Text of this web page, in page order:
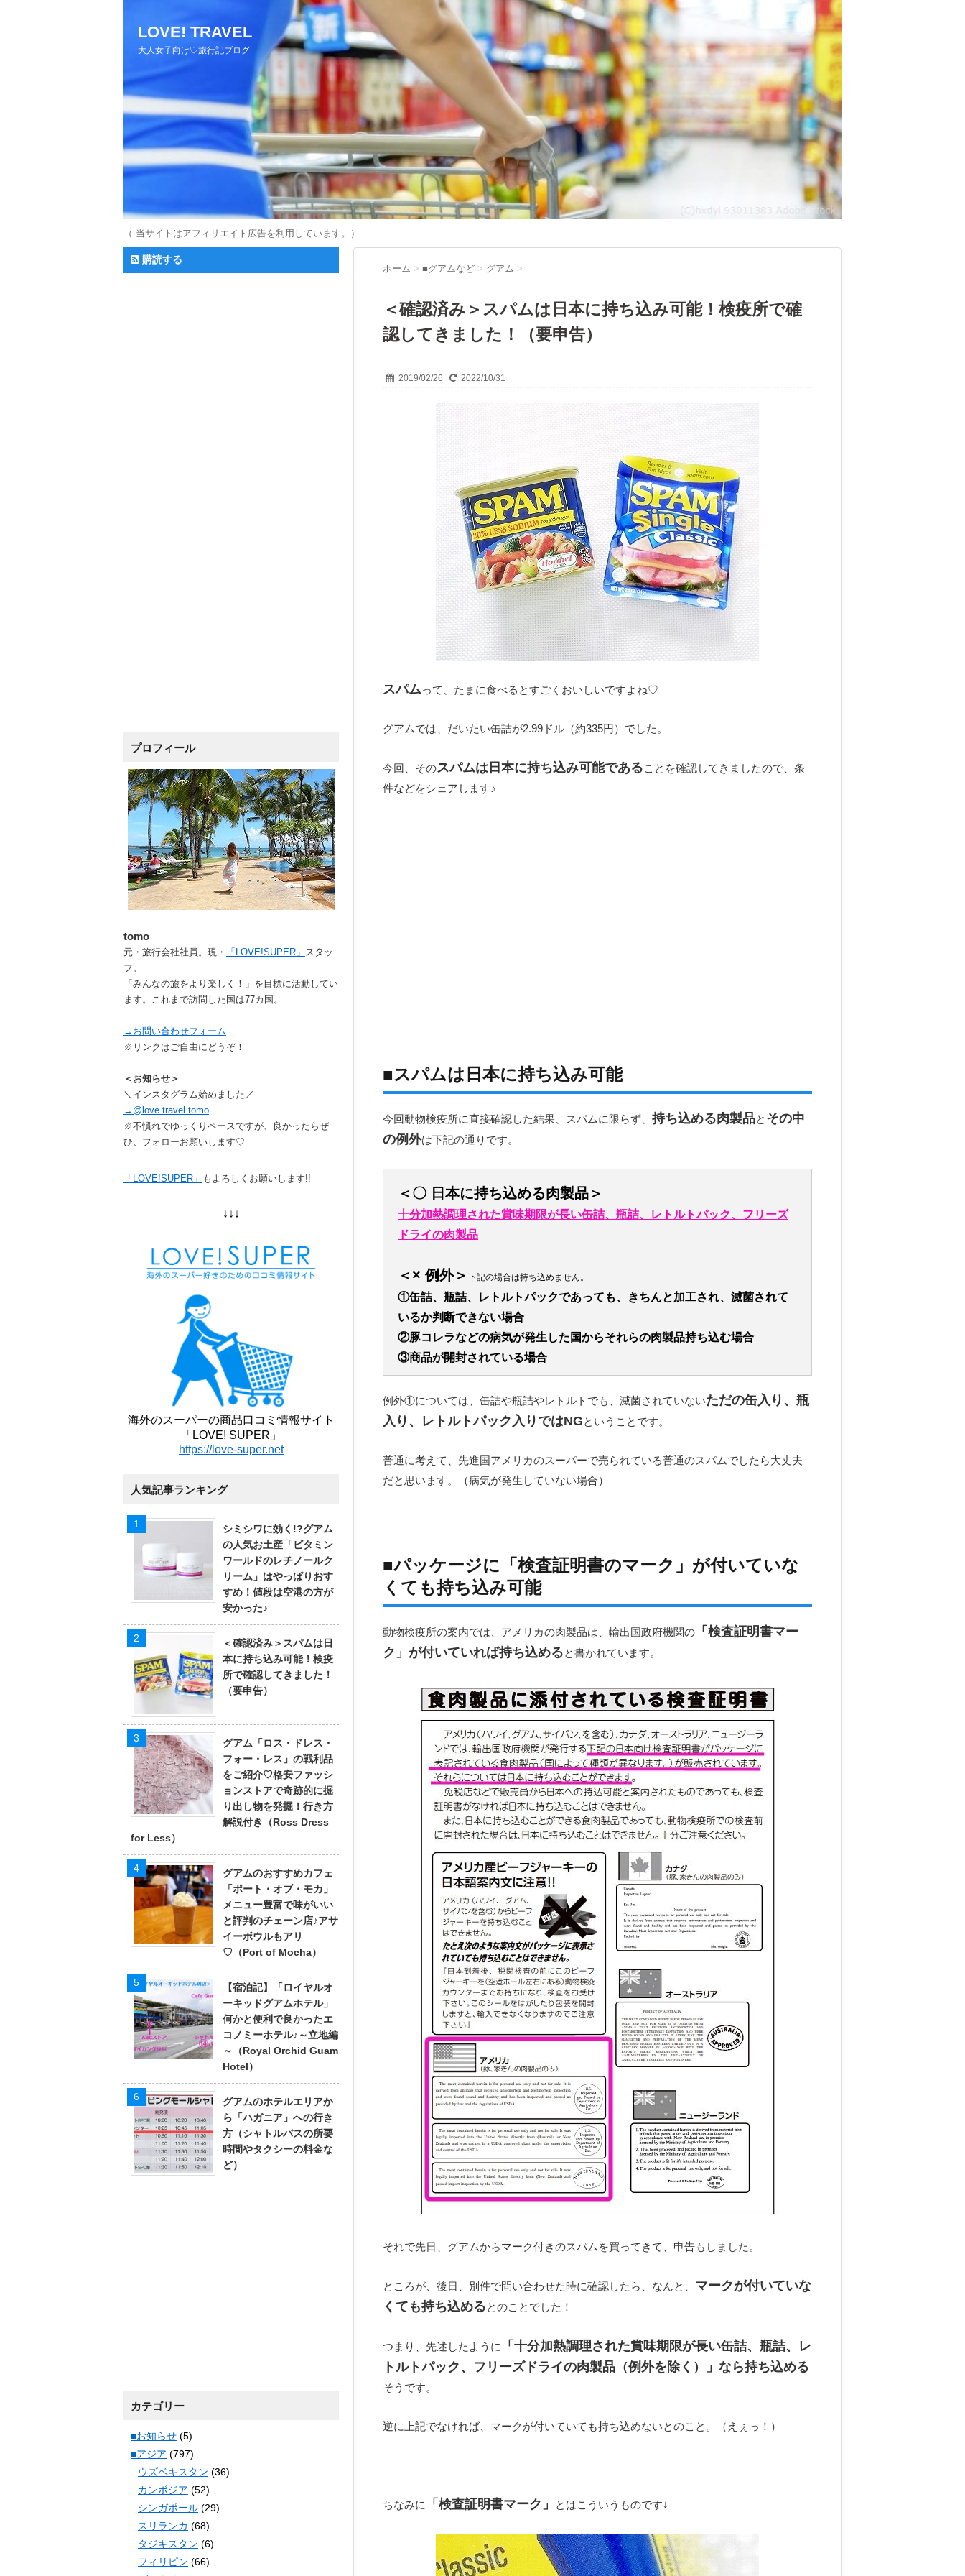
LOVE! TRAVEL
大人女子向け♡旅行記ブログ
（ 当サイトはアフィリエイト広告を利用しています。）
ホーム > ■グアムなど > グアム >
＜確認済み＞スパムは日本に持ち込み可能！検疫所で確
認してきました！（要申告）
2019/02/26 2022/10/31
スパムって、たまに食べるとすごくおいしいですよね♡
グアムでは、だいたい缶詰が2.99ドル（約335円）でした。
今回、そのスパムは日本に持ち込み可能であることを確認してきましたので、条
件などをシェアします♪
■スパムは日本に持ち込み可能
今回動物検疫所に直接確認した結果、スパムに限らず、 持ち込める肉製品と その中
の例外は下記の通りです。
＜〇 日本に持ち込める肉製品＞
十分加熱調理された賞味期限が長い缶詰、瓶詰、レトルトパック、フリーズ
ドライの肉製品
＜× 例外＞ 下記の場合は持ち込めません。
①缶詰、瓶詰、レトルトパックであっても、きちんと加工され、滅菌されて
いるか判断できない場合
②豚コレラなどの病気が発生した国からそれらの肉製品持ち込む場合
③商品が開封されている場合
例外①については、缶詰や瓶詰やレトルトでも、滅菌されていないただの缶入り、瓶
入り、レトルトパック入りではNGということです。
普通に考えて、先進国アメリカのスーパーで売られている普通のスパムでしたら大丈夫
だと思います。（病気が発生していない場合）
■パッケージに「検査証明書のマーク」が付いていな
くても持ち込み可能
動物検疫所の案内では、アメリカの肉製品は、輸出国政府機関の 「検査証明書マー
ク」が付いていれば持ち込めると書かれています。
それで先日、グアムからマーク付きのスパムを買ってきて、申告もしました。
ところが、後日、別件で問い合わせた時に確認したら、なんと、 マークが付いていな
くても持ち込めるとのことでした！
つまり、先述したように
「十分加熱調理された賞味期限が長い缶詰、瓶詰、レ
トルトパック、フリーズドライの肉製品（例外を除く）」なら持ち込める
そうです。
逆に上記でなければ、マークが付いていても持ち込めないとのこと。（えぇっ！）
ちなみに 「検査証明書マーク」 とはこういうものです↓
購読する
プロフィール
tomo
元・旅行会社社員。現・ 「LOVE!SUPER」 スタッ
フ。
「みんなの旅をより楽しく！」を目標に活動してい
ます。これまで訪問した国は77カ国。
→お問い合わせフォーム
※リンクはご自由にどうぞ！
＜お知らせ＞
＼インスタグラム始めました／
→@love.travel.tomo
※不慣れでゆっくりペースですが、良かったらぜ
ひ、フォローお願いします♡
「LOVE!SUPER」 もよろしくお願いします!!
↓↓↓
海外のスーパーの商品口コミ情報サイト
「LOVE! SUPER」
https://love-super.net
人気記事ランキング
シミシワに効く!?グアム
の人気お土産「ビタミン
ワールドのレチノールク
リーム」はやっぱりおす
すめ！値段は空港の方が
安かった♪
＜確認済み＞スパムは日
本に持ち込み可能！検疫
所で確認してきました！
（要申告）
グアム「ロス・ドレス・
フォー・レス」の戦利品
をご紹介♡格安ファッシ
ョンストアで奇跡的に掘
り出し物を発掘！行き方
解説付き（Ross Dress
for Less）
グアムのおすすめカフェ
「ポート・オブ・モカ」
メニュー豊富で味がいい
と評判のチェーン店♪アサ
イーボウルもアリ
♡（Port of Mocha）
【宿泊記】「ロイヤルオ
ーキッドグアムホテル」
何かと便利で良かったエ
コノミーホテル♪～立地編
～（Royal Orchid Guam
Hotel）
グアムのホテルエリアか
ら「ハガニア」への行き
方（シャトルバスの所要
時間やタクシーの料金な
ど）
カテゴリー
■お知らせ (5)
■アジア (797)
ウズベキスタン (36)
カンボジア (52)
シンガポール (29)
スリランカ (68)
タジキスタン (6)
フィリピン (66)